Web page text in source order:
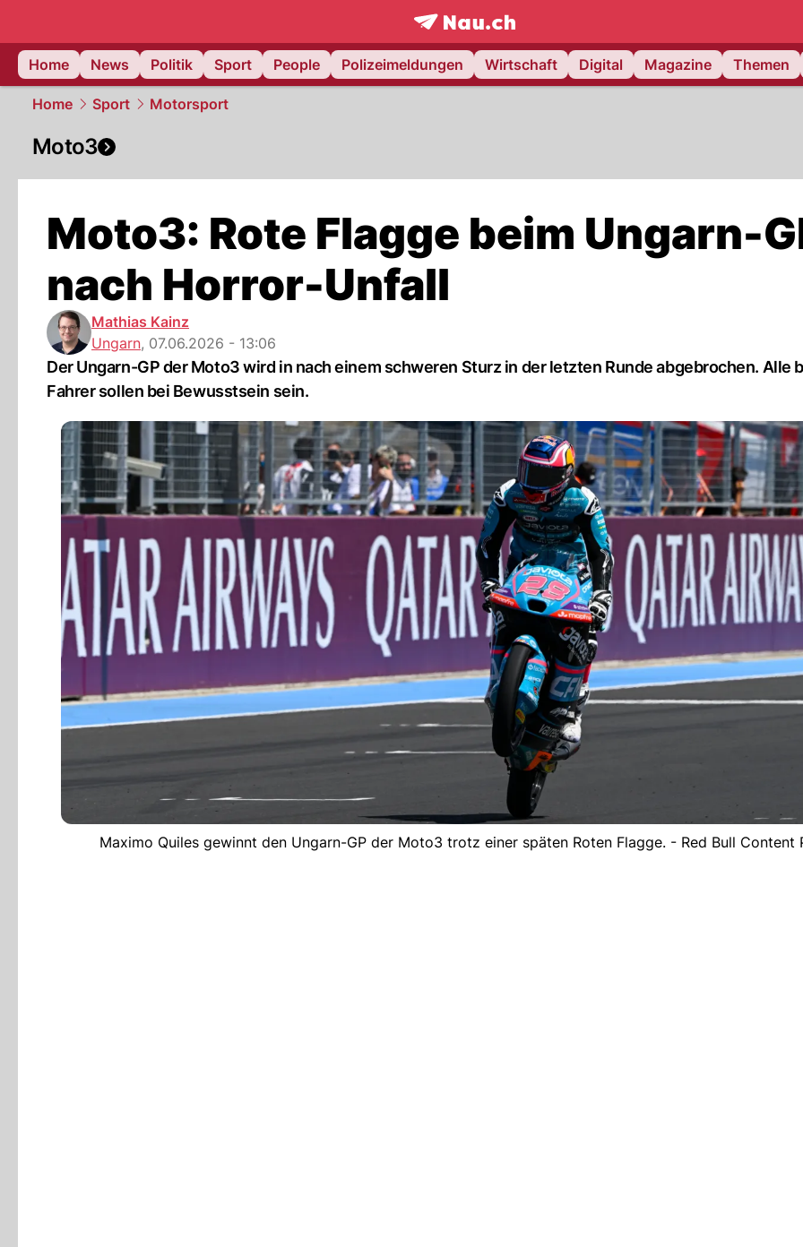
frontpage.NAU.ch
Home
News Politik Sport People Polizeimeldungen Wirtschaft Digital Magazine Themen
Home Sport Motorsport
Moto3
Moto3: Rote Flagge beim Ungarn-
nach Horror-Unfall
Mathias Kainz
Ungarn, 07.06.2026 - 13:06
Der Ungarn-GP der Moto3 wird in nach einem schweren Sturz in der letzten Runde abgebrochen. Alle
Fahrer sollen bei Bewusstsein sein.
Maximo Quiles gewinnt den Ungarn-GP der Moto3 trotz einer späten Roten Flagge. - Red Bull Content